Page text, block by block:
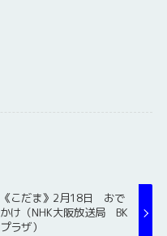
《こだま》2月18日 おで
かけ（NHK大阪放送局 BK
プラザ）